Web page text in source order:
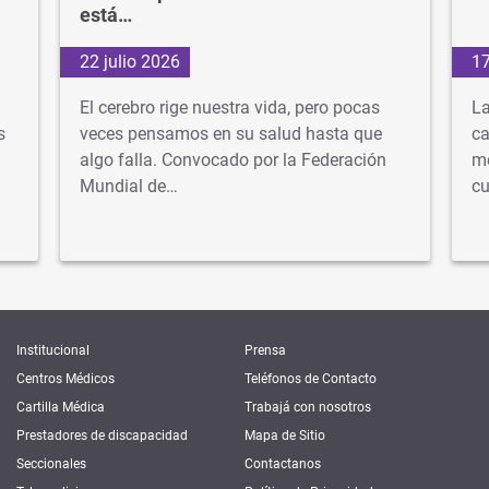
está…
22 julio 2026
El cerebro rige nuestra vida, pero pocas
veces pensamos en su salud hasta que
algo falla. Convocado por la Federación
Mundial de…
Institucional
Centros Médicos
Cartilla Médica
Prestadores de discapacidad
Seccionales
Prensa
Teléfonos de Contacto
Trabajá con nosotros
Mapa de Sitio
Contactanos